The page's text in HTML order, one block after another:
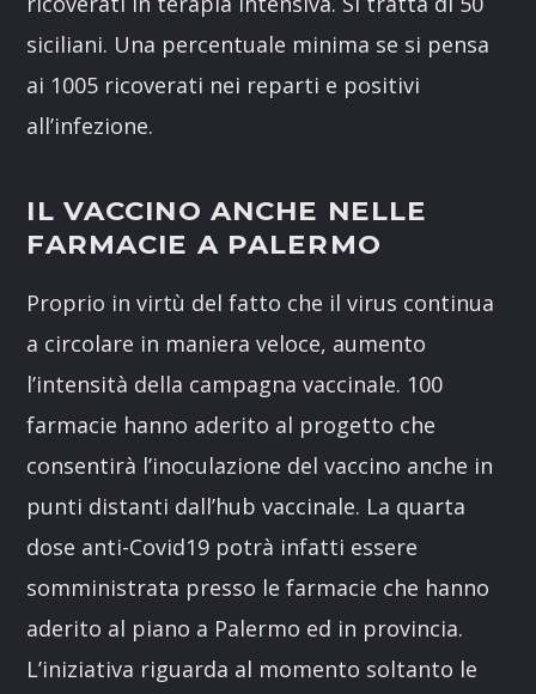
siciliani. Una percentuale minima se si pensa
ai 1005 ricoverati nei reparti e positivi
all’infezione.
IL VACCINO ANCHE NELLE
FARMACIE A PALERMO
Proprio in virtù del fatto che il virus continua
a circolare in maniera veloce, aumento
l’intensità della campagna vaccinale. 100
farmacie hanno aderito al progetto che
consentirà l’inoculazione del vaccino anche in
punti distanti dall’hub vaccinale. La quarta
dose anti-Covid19 potrà infatti essere
somministrata presso le farmacie che hanno
aderito al piano a Palermo ed in provincia.
L’iniziativa riguarda al momento soltanto le